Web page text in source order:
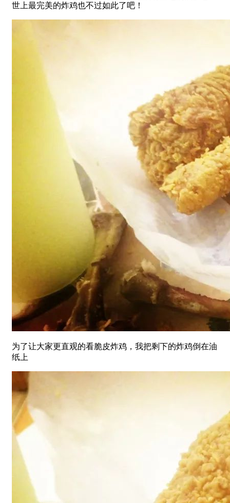
世上最完美的炸鸡也不过如此了吧！
为了让大家更直观的看脆皮炸鸡，我把剩下的炸鸡倒在油
纸上